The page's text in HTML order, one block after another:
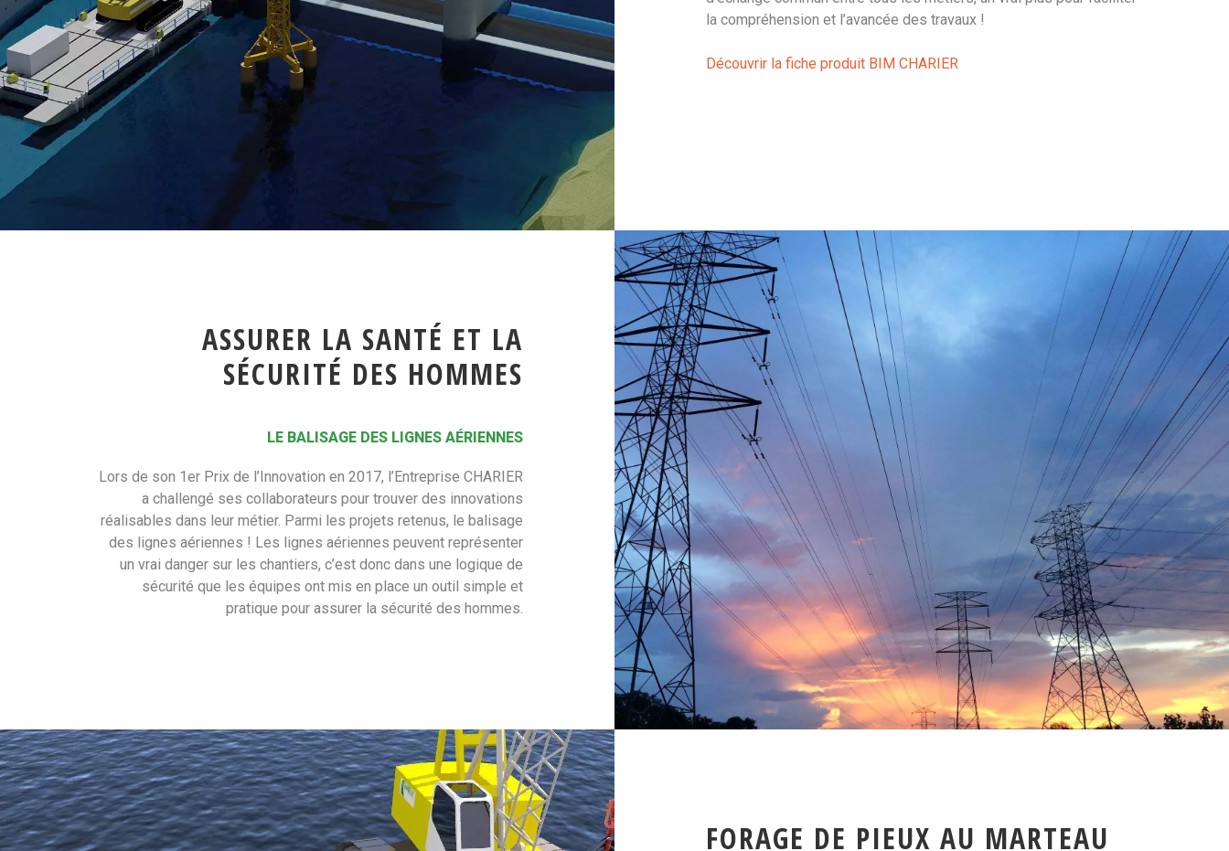
la compréhension et l’avancée des travaux !
Découvrir la fiche produit BIM CHARIER
ASSURER LA SANTÉ ET LA
SÉCURITÉ DES HOMMES
LE BALISAGE DES LIGNES AÉRIENNES
Lors de son 1er Prix de l’Innovation en 2017, l’Entreprise CHARIER
a challengé ses collaborateurs pour trouver des innovations
réalisables dans leur métier. Parmi les projets retenus, le balisage
des lignes aériennes ! Les lignes aériennes peuvent représenter
un vrai danger sur les chantiers, c’est donc dans une logique de
sécurité que les équipes ont mis en place un outil simple et
pratique pour assurer la sécurité des hommes.
FORAGE DE PIEUX AU MARTEAU